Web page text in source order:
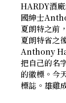
HARDY酒
國紳士
夏朗特之前
夏朗特省之
Anthony
把自己的名
的徽標。今
標誌。雄雞